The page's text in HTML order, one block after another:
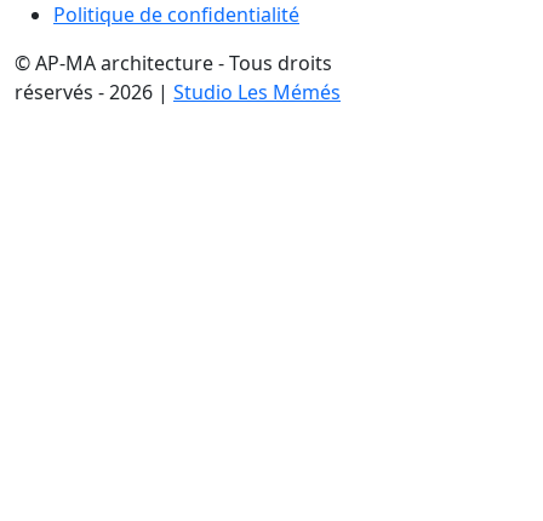
Politique de confidentialité
© AP-MA architecture - Tous droits
réservés - 2026 | Studio Les Mémés